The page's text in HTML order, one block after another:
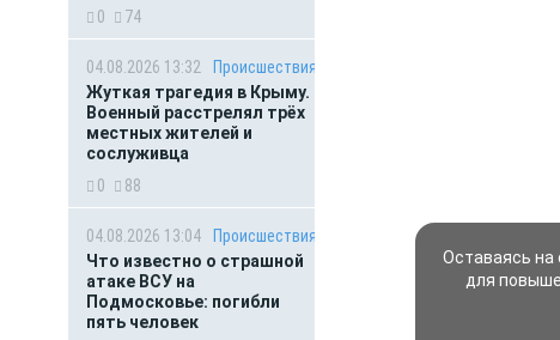
0
74
04.08.2026 13:32
Происшествия
Жуткая трагедия в Крыму.
Военный расстрелял трёх
местных жителей и
сослуживца
0
88
04.08.2026 13:04
Происшествия
Что известно о страшной
атаке ВСУ на
Подмосковье: погибли
пять человек
Оставаясь на
для